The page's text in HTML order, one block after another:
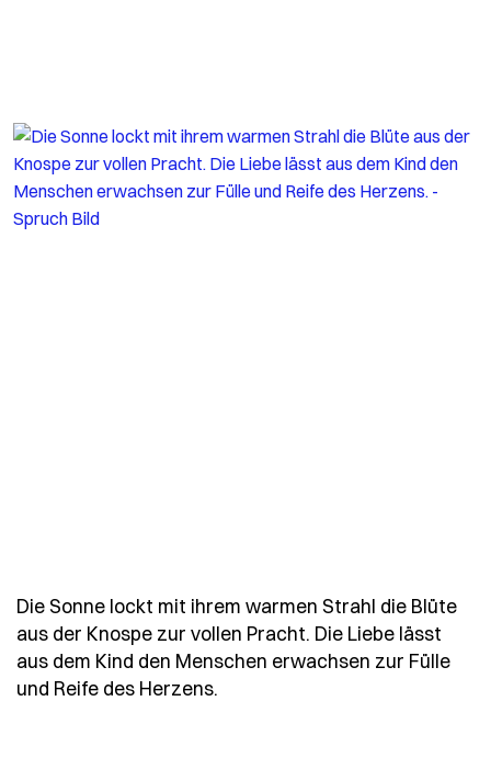
Die Sonne lockt mit ihrem warmen Strahl die Blüte
aus der Knospe zur vollen Pracht. Die Liebe lässt
aus dem Kind den Menschen erwachsen zur Fülle
und Reife des Herzens.